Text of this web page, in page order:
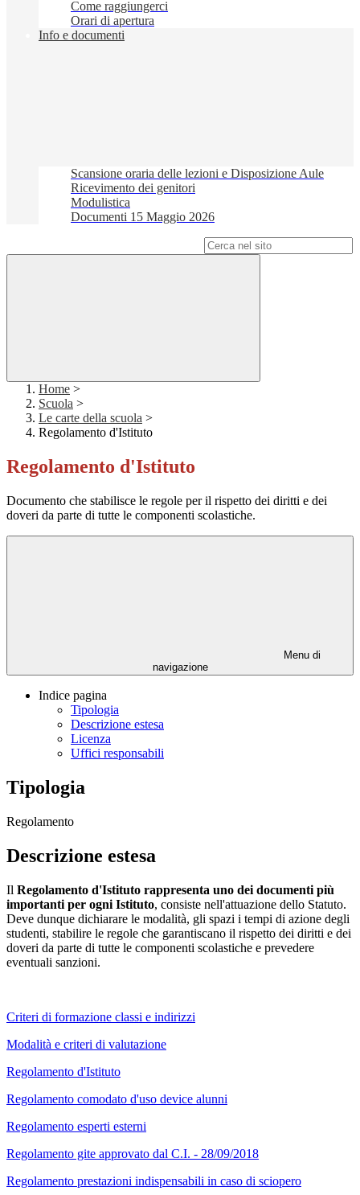
Come raggiungerci
Orari di apertura
Info e documenti
Scansione oraria delle lezioni e Disposizione Aule
Ricevimento dei genitori
Modulistica
Documenti 15 Maggio 2026
Home >
Scuola >
Le carte della scuola >
Regolamento d'Istituto
Regolamento d'Istituto
Documento che stabilisce le regole per il rispetto dei diritti e dei
doveri da parte di tutte le componenti scolastiche.
Menu di
navigazione
Indice pagina
Tipologia
Descrizione estesa
Licenza
Uffici responsabili
Tipologia
Regolamento
Descrizione estesa
Il Regolamento d'Istituto rappresenta uno dei documenti più
importanti per ogni Istituto, consiste nell'attuazione dello Statuto.
Deve dunque dichiarare le modalità, gli spazi i tempi di azione degli
studenti, stabilire le regole che garantiscano il rispetto dei diritti e dei
doveri da parte di tutte le componenti scolastiche e prevedere
eventuali sanzioni.
Criteri di formazione classi e indirizzi
Modalità e criteri di valutazione
Regolamento d'Istituto
Regolamento comodato d'uso device alunni
Regolamento esperti esterni
Regolamento gite approvato dal C.I. - 28/09/2018
Regolamento prestazioni indispensabili in caso di sciopero